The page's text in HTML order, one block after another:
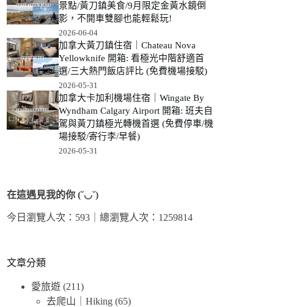
景點/黃刀鎮美食/9月限定金黃水鏡倒
影，不開車雙腳也能輕鬆玩!
2026-06-04
加拿大黃刀鎮住宿｜Chateau Nova
Yellowknife 開箱: 看極光中階舒適首
選/三大熱門飯店評比 (免費機場接駁)
2026-05-31
加拿大卡加利機場住宿｜Wingate By
Wyndham Calgary Airport 開箱: 班夫自
駕與黃刀鎮極光轉機首選 (免費停車/機
場接駁/寄行李/早餐)
2026-05-31
在這遇見我的你 (˘◡˘)
今日瀏覽人次：593｜ 總瀏覽人次：1259814
文章分類
愛旅遊(211)
去爬山｜Hiking(65)